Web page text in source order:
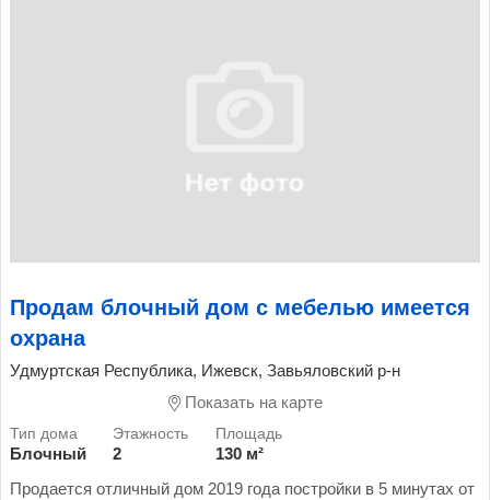
Продам блочный дом с мебелью имеется
охрана
Удмуртская Республика, Ижевск, Завьяловский р-н
Показать на карте
Блочный 2
130 м²
Продается отличный дом 2019 года постройки в 5 минутах от